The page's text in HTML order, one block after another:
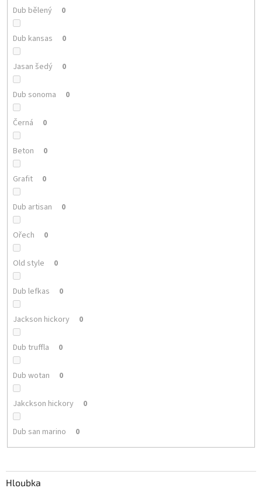
Dub bělený 0
Dub kansas 0
Jasan šedý 0
Dub sonoma 0
Černá 0
Beton 0
Grafit 0
Dub artisan 0
Ořech 0
Old style 0
Dub lefkas 0
Jackson hickory 0
Dub truffla 0
Dub wotan 0
Jakckson hickory 0
Dub san marino 0
Hloubka